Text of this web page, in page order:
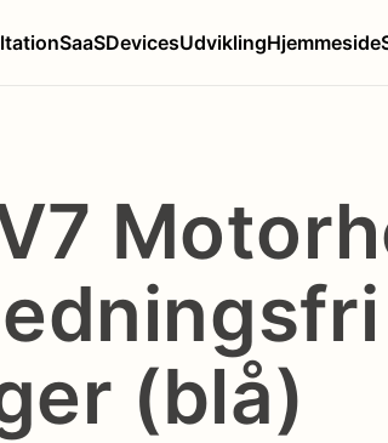
SaaSDevicesUdviklingHjemmeside
(blå)